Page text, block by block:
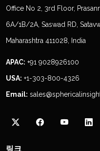
Office No 2, 3rd Floor,
6A/1B/2A, Saswad RD,
Maharashtra 411028, India
APAC: +91 9028926100
USA: +1-303-800-4326
Email:
링크